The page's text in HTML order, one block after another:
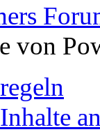
von